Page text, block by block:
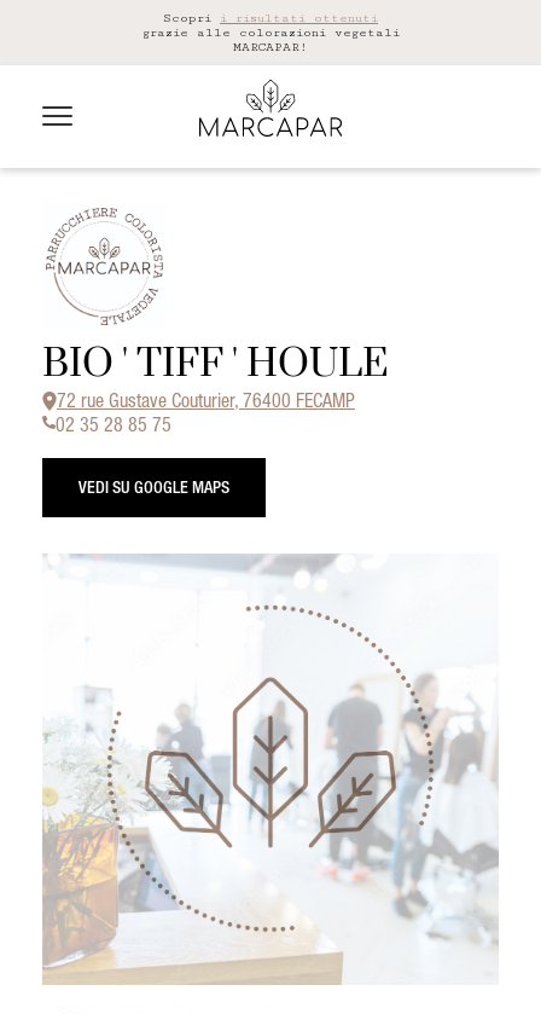
Scopri i risultati ottenuti
grazie alle colorazioni vegetali
MARCAPAR!
BIO ' TIFF ' HOULE
72 rue Gustave Couturier, 76400 FECAMP
02 35 28 85 75
VEDI SU GOOGLE MAPS